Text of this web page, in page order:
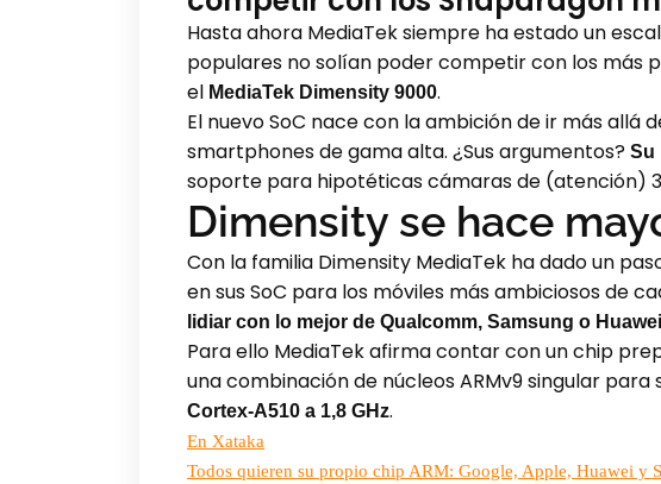
Hasta ahora MediaTek siempre ha estado un
populares no solían poder competir con los más
el MediaTek Dimensity 9000.
El nuevo SoC nace con la ambición de ir más
smartphones de gama alta. ¿Sus argumentos? Su
soporte para hipotéticas cámaras de (atención)
Dimensity se hace
Con la familia Dimensity MediaTek ha dado un
en sus SoC para los móviles más ambiciosos de
lidiar con lo mejor de Qualcomm, Samsung o Huawei
Para ello MediaTek afirma contar con un chip
una combinación de núcleos ARMv9 singular para
Cortex-A510 a 1,8 GHz.
En Xataka
Todos quieren su propio chip ARM: Google, Apple, Huawei y